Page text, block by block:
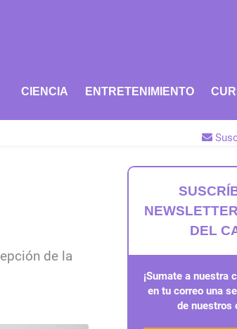
CIENCIA ENTRETENIMIENTO
de la
DEL
¡Sumate a nuestra
en tu correo una
de nuestros